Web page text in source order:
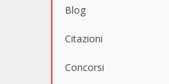
Blog
Citazioni
Concorsi